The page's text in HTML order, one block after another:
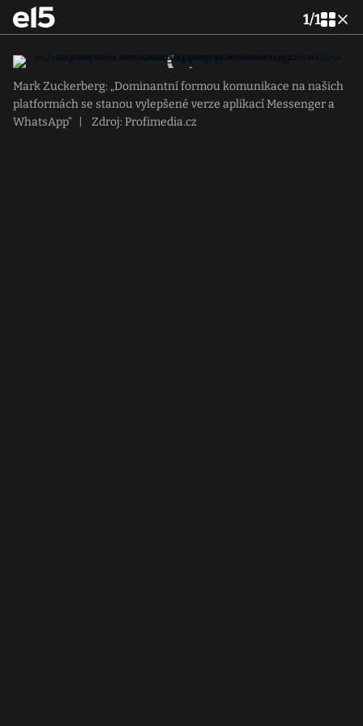
1/1
Mark Zuckerberg: „Dominantní formou komunikace na našich
platformách se stanou vylepšené verze aplikací Messenger a
WhatsApp“
Zdroj: Profimedia.cz